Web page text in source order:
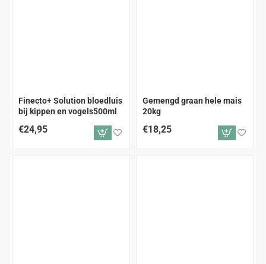
Finecto+ Solution bloedluis
bij kippen en vogels500ml
€24,95
Gemengd graan hele mais
20kg
€18,25